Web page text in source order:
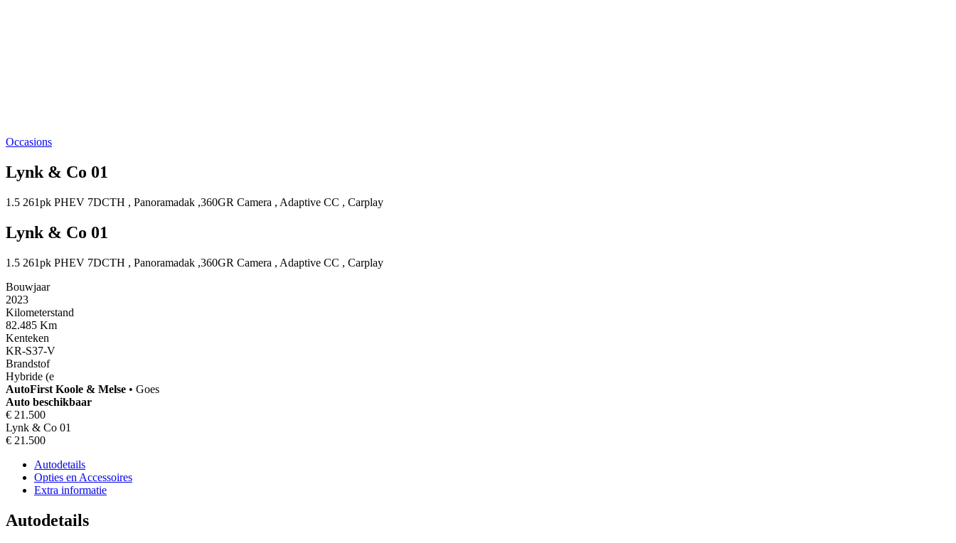
Occasions
Lynk & Co 01
1.5 261pk PHEV 7DCTH , Panoramadak ,360GR Camera , Adaptive CC , Carplay
Lynk & Co 01
1.5 261pk PHEV 7DCTH , Panoramadak ,360GR Camera , Adaptive CC , Carplay
Bouwjaar
2023
Kilometerstand
82.485 Km
Kenteken
KR-S37-V
Brandstof
Hybride (e
AutoFirst Koole & Melse • Goes
Auto beschikbaar
€ 21.500
Lynk & Co 01
€ 21.500
Autodetails
Opties en Accessoires
Extra informatie
Autodetails